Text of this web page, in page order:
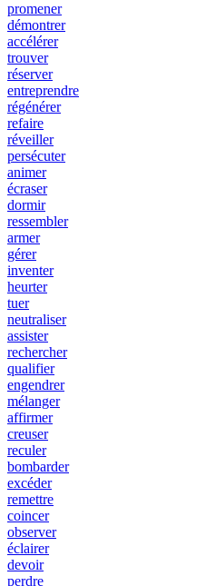
promener
démontrer
accélérer
trouver
réserver
entreprendre
régénérer
refaire
réveiller
persécuter
animer
écraser
dormir
ressembler
armer
gérer
inventer
heurter
tuer
neutraliser
assister
rechercher
qualifier
engendrer
mélanger
affirmer
creuser
reculer
bombarder
excéder
remettre
coincer
observer
éclairer
devoir
perdre